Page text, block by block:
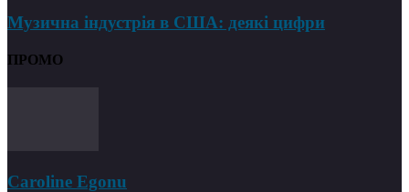
Музична індустрія в США: деякі цифри
ПРОМО
Caroline Egonu